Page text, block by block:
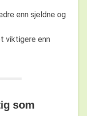
enn sjeldne og
viktigere enn
som